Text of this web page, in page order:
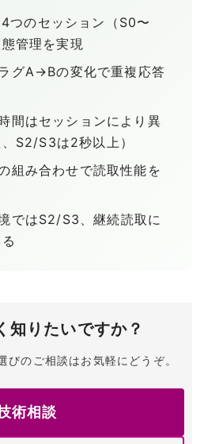
つのセッション（S0〜
管理を実現
グA→Bの変化で重複応答
間はセッションにより異
S2/S3は2秒以上）
組み合わせで読取性能を
ではS2/S3、継続読取に
知りたいですか？
びのご相談はお気軽にどうぞ。
術相談